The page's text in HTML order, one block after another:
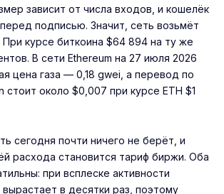
зависит от числа входов, и кошелёк
подписью. Значит, сеть возьмёт
При курсе биткоина $64 894 на ту же
В сети Ethereum на 27 июля 2026
цена газа — 0,18 gwei, а перевод по
стоит около $0,007 при курсе ETH $1
сегодня почти ничего не берёт, и
расхода становится тариф биржи. Оба
при всплеске активности
в десятки раз, поэтому